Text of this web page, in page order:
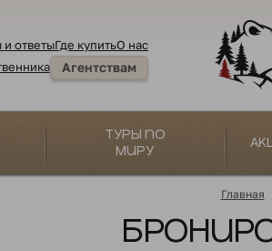
ответыГде купитьО нас
Агентствам
Туры по
миру
Главная